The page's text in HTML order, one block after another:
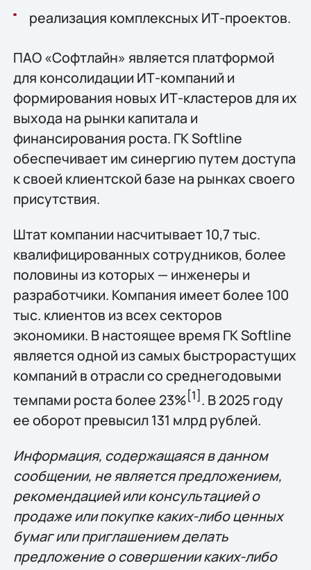
реализация комплексных ИТ-проектов.
ПАО «Софтлайн» является платформой
для консолидации ИТ-компаний и
формирования новых ИТ-кластеров для их
выхода на рынки капитала и
финансирования роста. ГК Softline
обеспечивает им синергию путем доступа
к своей клиентской базе на рынках своего
присутствия.
Штат компании насчитывает 10,7 тыс.
квалифицированных сотрудников, более
половины из которых — инженеры и
разработчики. Компания имеет более 100
тыс. клиентов из всех секторов
экономики. В настоящее время ГК Softline
является одной из самых быстрорастущих
компаний в отрасли со среднегодовыми
темпами роста более 23%[1] . В 2025 году
ее оборот превысил 131 млрд рублей.
Информация, содержащаяся в данном
сообщении, не является предложением,
рекомендацией или консультацией о
продаже или покупке каких-либо ценных
бумаг или приглашением делать
предложение о совершении каких-либо